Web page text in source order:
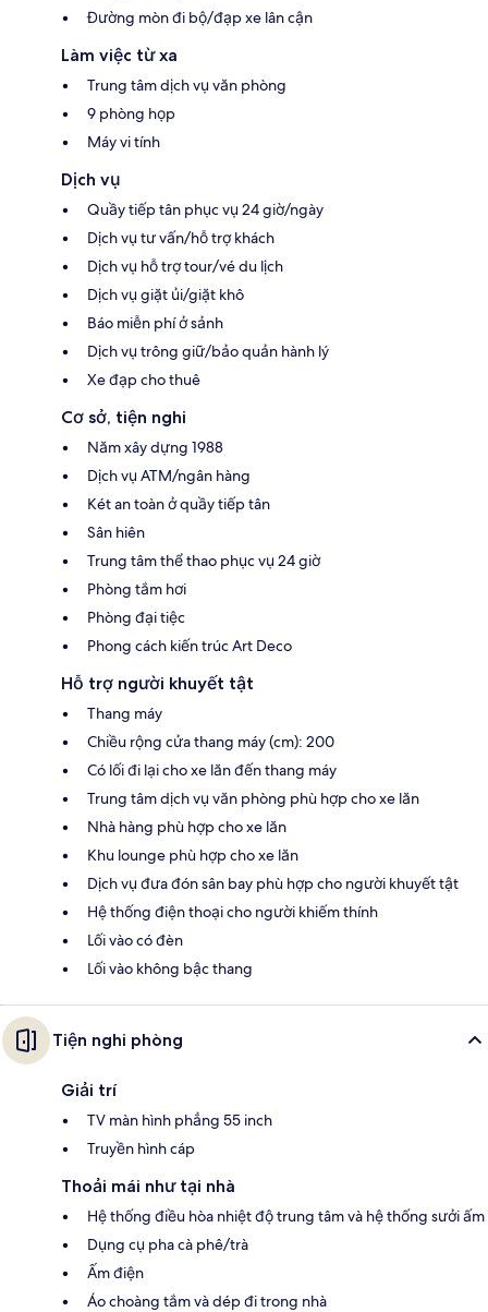
Đường mòn đi bộ/đạp xe lân cận
Làm việc từ xa
Trung tâm dịch vụ văn phòng
9 phòng họp
Máy vi tính
Dịch vụ
Quầy tiếp tân phục vụ 24 giờ/ngày
Dịch vụ tư vấn/hỗ trợ khách
Dịch vụ hỗ trợ tour/vé du lịch
Dịch vụ giặt ủi/giặt khô
Báo miễn phí ở sảnh
Dịch vụ trông giữ/bảo quản hành lý
Xe đạp cho thuê
Cơ sở, tiện nghi
Năm xây dựng 1988
Dịch vụ ATM/ngân hàng
Két an toàn ở quầy tiếp tân
Sân hiên
Trung tâm thể thao phục vụ 24 giờ
Phòng tắm hơi
Phòng đại tiệc
Phong cách kiến trúc Art Deco
Hỗ trợ người khuyết tật
Thang máy
Chiều rộng cửa thang máy (cm): 200
Có lối đi lại cho xe lăn đến thang máy
Trung tâm dịch vụ văn phòng phù hợp cho xe lăn
Nhà hàng phù hợp cho xe lăn
Khu lounge phù hợp cho xe lăn
Dịch vụ đưa đón sân bay phù hợp cho người khuyết tật
Hệ thống điện thoại cho người khiếm thính
Lối vào có đèn
Lối vào không bậc thang
Tiện nghi phòng
Giải trí
TV màn hình phẳng 55 inch
Truyền hình cáp
Thoải mái như tại nhà
Hệ thống điều hòa nhiệt độ trung tâm và hệ thống sưởi ấm
Dụng cụ pha cà phê/trà
Ấm điện
Áo choàng tắm và dép đi trong nhà